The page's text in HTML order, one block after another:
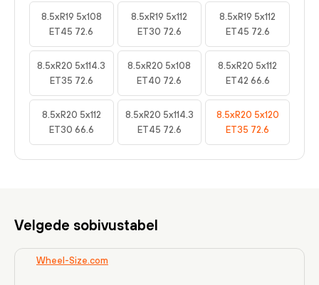
8.5xR19 5x108
ET45 72.6
8.5xR19 5x112
ET30 72.6
8.5xR19 5x112
ET45 72.6
8.5xR20 5x114.3
ET35 72.6
8.5xR20 5x108
ET40 72.6
8.5xR20 5x112
ET42 66.6
8.5xR20 5x112
ET30 66.6
8.5xR20 5x114.3
ET45 72.6
8.5xR20 5x120
ET35 72.6
Velgede sobivustabel
Wheel-Size.com